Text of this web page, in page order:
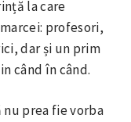
la care
profesori,
dar și un prim
când în când.
prea fie vorba